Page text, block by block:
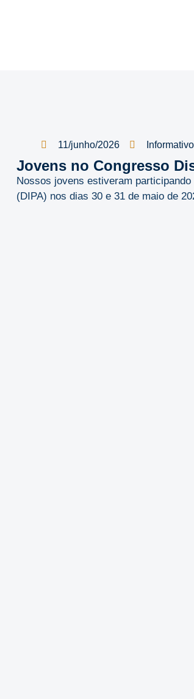
11/junho/2026 Informativo
Jovens no Congresso
Nossos jovens estiveram
(DIPA) nos dias 30 e 31 de maio de